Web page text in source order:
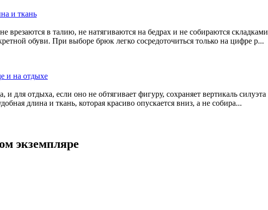
и ткань
врезаются в талию, не натягиваются на бедрах и не собираются
обуви. При выборе брюк легко сосредоточиться только на цифре р...
и на отдыхе
и для отдыха, если оно не обтягивает фигуру, сохраняет вертикаль
длина и ткань, которая красиво опускается вниз, а не собира...
экземпляре